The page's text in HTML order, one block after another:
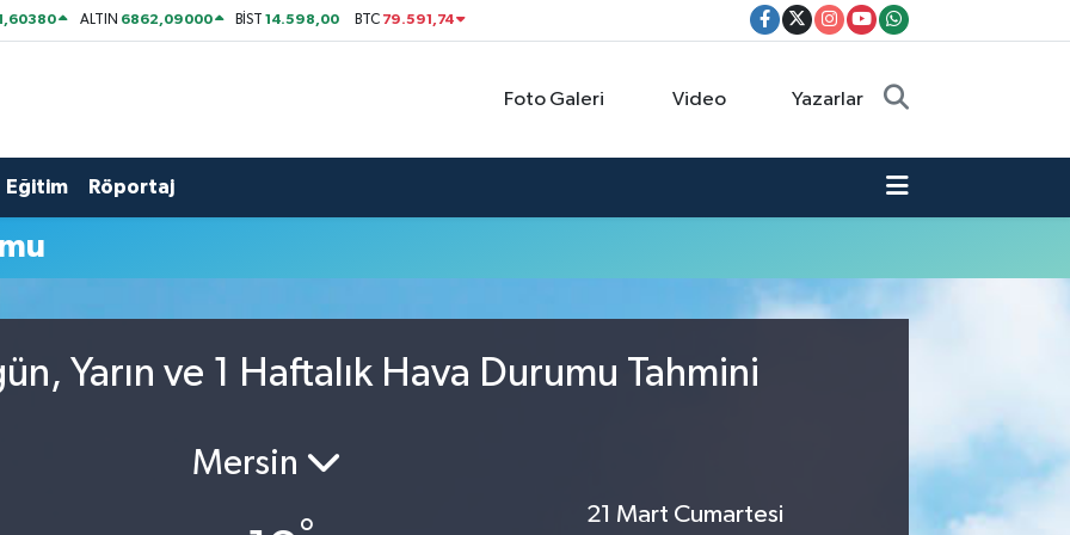
ALTIN 6862,09000 BİST14.598,00 BTC 79.591,74
Foto Galeri Video Yazarlar
Eğitim Röportaj
Yarın ve 1 Haftalık Hava Durumu Tahmini
Mersin
21 Mart Cumartesi